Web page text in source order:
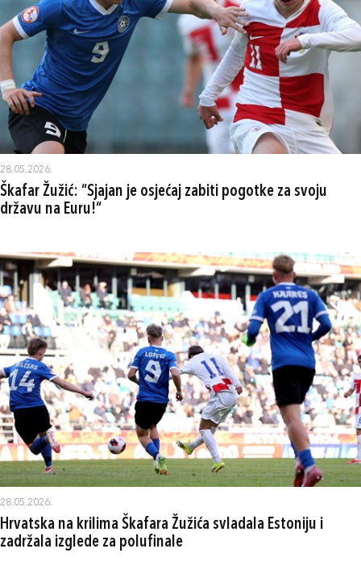
28.05.2026.
Škafar Žužić: “Sjajan je osjećaj zabiti pogotke za svoju
državu na Euru!“
28.05.2026.
Hrvatska na krilima Škafara Žužića svladala Estoniju i
zadržala izglede za polufinale